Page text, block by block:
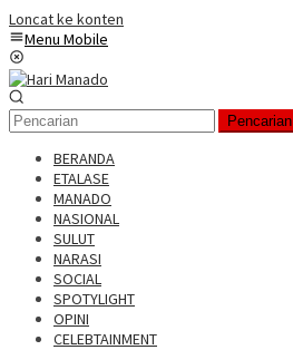
Loncat ke konten
Menu Mobile
Pencarian
BERANDA
ETALASE
MANADO
NASIONAL
SULUT
NARASI
SOCIAL
SPOTYLIGHT
OPINI
CELEBTAINMENT